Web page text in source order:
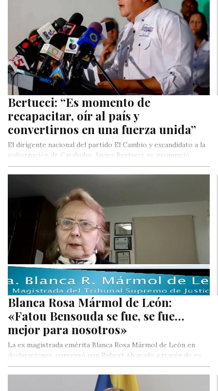
Bertucci: “Es momento de
recapacitar, oír al país y
convertirnos en una fuerza unida”
El dirigente nacional del partido El Cambio y excandidato a la
gobernación de Carabobo, Javier Bertucci, se pronunció
frente a…
Blanca Rosa Mármol de León:
«Fatou Bensouda se fue, se fue…
mejor para nosotros»
La ex magistrada emérita Blanca Rosa Mármol de León en
declaraciones, conversó con Robert Alvarado a través de su
canal…